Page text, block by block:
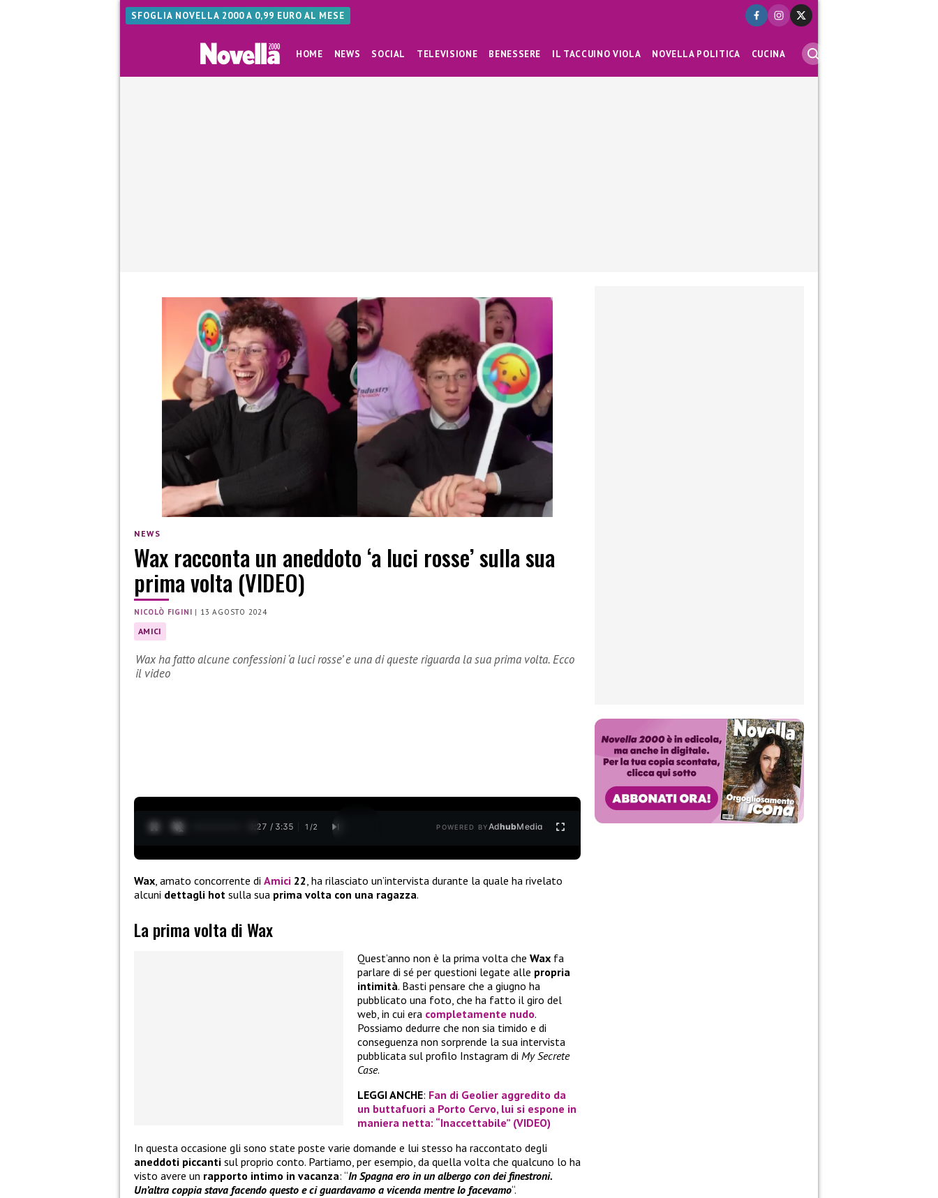
SFOGLIA NOVELLA 2000 A 0,99 EURO AL MESE
HOME NEWS SOCIAL TELEVISIONE BENESSERE IL TACCUINO VIOLA NOVELLA POLITICA CUCINA
NEWS
Wax racconta un aneddoto ‘a luci rosse’ sulla sua
prima volta (VIDEO)
NICOLÒ FIGINI | 13 AGOSTO 2024
AMICI
Wax ha fatto alcune confessioni ‘a luci rosse’ e una di queste riguarda la sua prima volta. Ecco
il video
0:28 / 3:35 1 /2 POWERED BYAdhubMedia
Wax , amato concorrente di Amici 22 , ha rilasciato un’intervista durante la quale ha rivelato
alcuni dettagli hot sulla sua prima volta con una ragazza.
La prima volta di Wax
Quest’anno non è la prima volta che Wax fa
parlare di sé per questioni legate alle propria
intimità. Basti pensare che a giugno ha
pubblicato una foto, che ha fatto il giro del
web, in cui era completamente nudo.
Possiamo dedurre che non sia timido e di
conseguenza non sorprende la sua intervista
pubblicata sul profilo Instagram di My Secrete
Case.
LEGGI ANCHE: Fan di Geolier aggredito da
un buttafuori a Porto Cervo, lui si espone in
maniera netta: “Inaccettabile” (VIDEO)
In questa occasione gli sono state poste varie domande e lui stesso ha raccontato degli
aneddoti piccanti sul proprio conto. Partiamo, per esempio, da quella volta che qualcuno lo ha
visto avere un rapporto intimo in vacanza: “In Spagna ero in un albergo con dei finestroni.
Un’altra coppia stava facendo questo e ci guardavamo a vicenda mentre lo facevamo“.